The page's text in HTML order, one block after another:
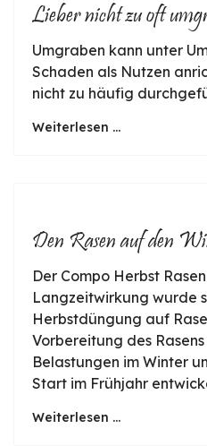
Lieber nicht zu oft
Umgraben kann unter
Schaden als Nutzen
nicht zu häufig
Weiterlesen ...
Den Rasen auf den
Der Compo Herbst
Langzeitwirkung wurde
Herbstdüngung auf
Vorbereitung des
Belastungen im Winter
Start im Frühjahr
Weiterlesen ...